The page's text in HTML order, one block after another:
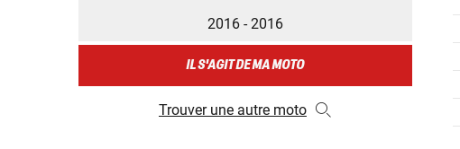
2016 - 2016
IL S'AGIT DE MA MOTO
Trouver une autre moto